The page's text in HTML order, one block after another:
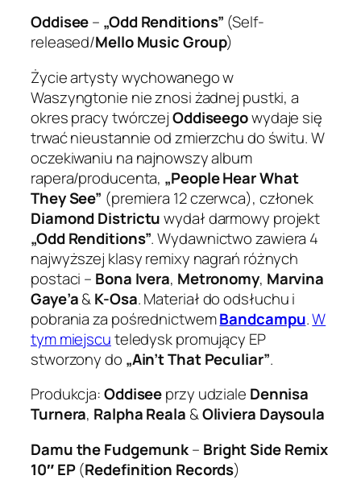
Oddisee– „Odd Renditions” (Self-
released/Mello Music Group)
Życie artysty wychowanego w
Waszyngtonie nie znosi żadnej pustki, a
okres pracy twórczejOddiseegowydaje się
trwać nieustannie od zmierzchu do świtu. W
oczekiwaniu na najnowszy album
rapera/producenta, „People Hear What
They See” (premiera 12 czerwca), członek
Diamond Districtuwydał darmowy projekt
„Odd Renditions”. Wydawnictwo zawiera 4
najwyższej klasy remixy nagrań różnych
postaci – Bona Ivera, Metronomy, Marvina
Gaye’a&K-Osa. Materiał do odsłuchu i
pobrania za pośrednictwemBandcampu.W
tym miejscuteledysk promujący EP
stworzony do „Ain’t That Peculiar”.
Produkcja:Oddiseeprzy udziale Dennisa
Turnera, Ralpha Reala &Oliviera Daysoula
Damu the Fudgemunk– Bright Side Remix
10″ EP(Redefinition Records)